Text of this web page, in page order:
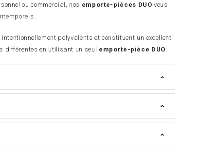
ou commercial, nos emporte-pièces DUO vous
polyvalents et constituent un excellent
différentes en utilisant un seul emporte-pièce DUO